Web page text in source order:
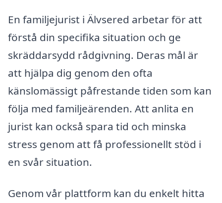
En familjejurist i Älvsered arbetar för att
förstå din specifika situation och ge
skräddarsydd rådgivning. Deras mål är
att hjälpa dig genom den ofta
känslomässigt påfrestande tiden som kan
följa med familjeärenden. Att anlita en
jurist kan också spara tid och minska
stress genom att få professionellt stöd i
en svår situation.
Genom vår plattform kan du enkelt hitta